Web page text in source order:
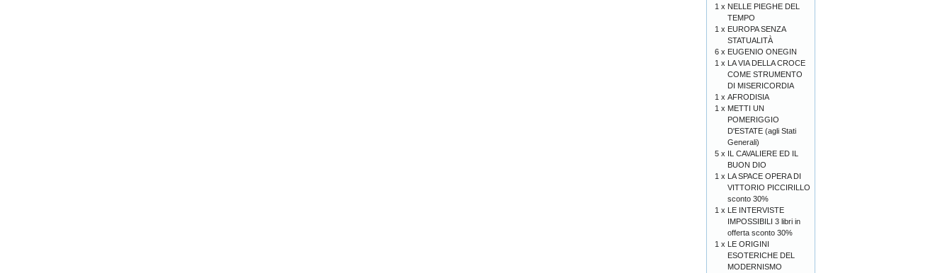
1 x NELLE PIEGHE DEL
TEMPO
1 x EUROPA SENZA
STATUALITÀ
6 x EUGENIO ONEGIN
1 x LA VIA DELLA CROCE
COME STRUMENTO
DI MISERICORDIA
1 x AFRODISIA
1 x METTI UN
POMERIGGIO
D'ESTATE (agli Stati
Generali)
5 x IL CAVALIERE ED IL
BUON DIO
1 x LA SPACE OPERA DI
VITTORIO PICCIRILLO
sconto 30%
1 x LE INTERVISTE
IMPOSSIBILI 3 libri in
offerta sconto 30%
1 x LE ORIGINI
ESOTERICHE DEL
MODERNISMO